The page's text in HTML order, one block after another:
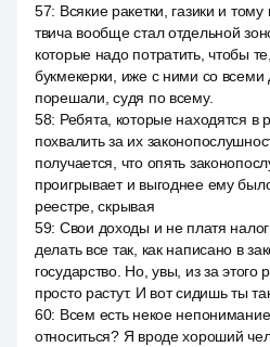
57: Всякие ракетки, газики и
твича вообще стал отдельной
которые надо потратить, чтобы
букмекерки, иже с ними со всеми
порешали, судя по всему.
58: Ребята, которые находятся в
похвалить за их
получается, что опять
проигрывает и выгоднее ему
реестре, скрывая
59: Свои доходы и не платя
делать все так, как написано в
государство. Но, увы, из за этого
просто растут. И вот сидишь ты
60: Всем есть некое
относиться? Я вроде хороший